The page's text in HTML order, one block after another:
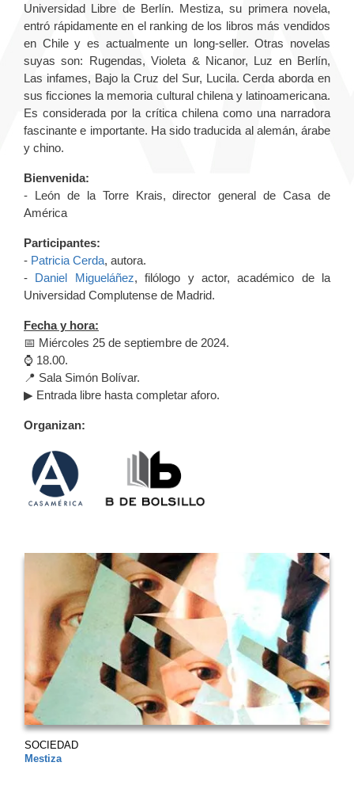
Universidad Libre de Berlín. Mestiza, su primera novela,
entró rápidamente en el ranking de los libros más vendidos
en Chile y es actualmente un long-seller. Otras novelas
suyas son: Rugendas, Violeta & Nicanor, Luz en Berlín,
Las infames, Bajo la Cruz del Sur, Lucila. Cerda aborda en
sus ficciones la memoria cultural chilena y latinoamericana.
Es considerada por la crítica chilena como una narradora
fascinante e importante. Ha sido traducida al alemán, árabe
y chino.
Bienvenida:
- León de la Torre Krais, director general de Casa de
América
Participantes:
- Patricia Cerda, autora.
- Daniel Migueláñez, filólogo y actor, académico de la
Universidad Complutense de Madrid.
Fecha y hora:
📅 Miércoles 25 de septiembre de 2024.
⌚ 18.00.
📍 Sala Simón Bolívar.
▶ Entrada libre hasta completar aforo.
Organizan:
SOCIEDAD
Mestiza